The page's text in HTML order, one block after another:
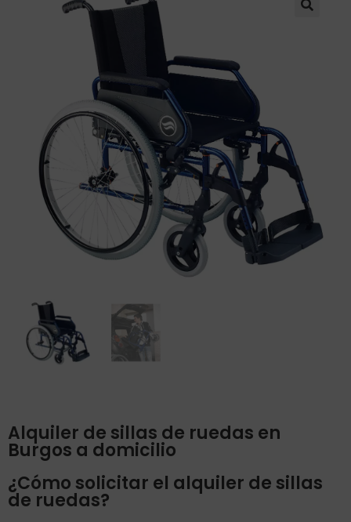
Alquiler de sillas de ruedas en
Burgos a domicilio
¿Cómo solicitar el alquiler de sillas
de ruedas?